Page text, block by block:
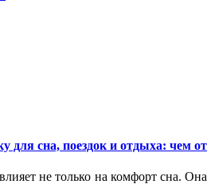
для сна, поездок и отдыха: чем
не только на комфорт сна.